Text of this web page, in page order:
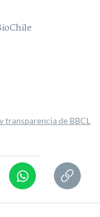
transparencia de BBCL